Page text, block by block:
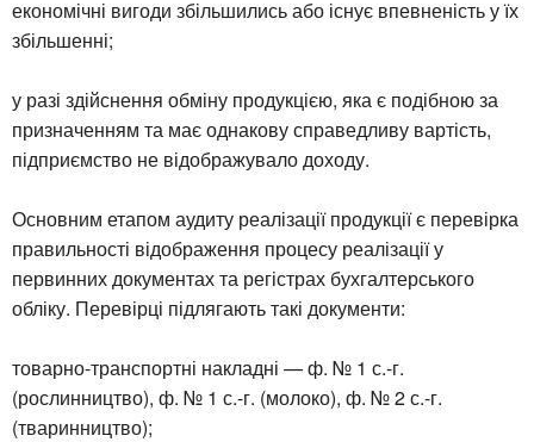
економічні вигоди збільшились або існує впевненість у їх
збільшенні;
у разі здійснення обміну продукцією, яка є подібною за
призначенням та має однакову справедливу вартість,
підприємство не відображувало доходу.
Основним етапом аудиту реалізації продукції є перевірка
правильності відображення процесу реалізації у
первинних документах та регістрах бухгалтерського
обліку. Перевірці підлягають такі документи:
товарно-транспортні накладні — ф. № 1 с.-г.
(рослинництво), ф. № 1 с.-г. (молоко), ф. № 2 с.-г.
(тваринництво);